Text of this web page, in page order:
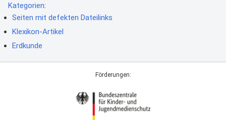
Kategorien:
Seiten mit defekten Dateilinks
Klexikon-Artikel
Erdkunde
Förderungen: